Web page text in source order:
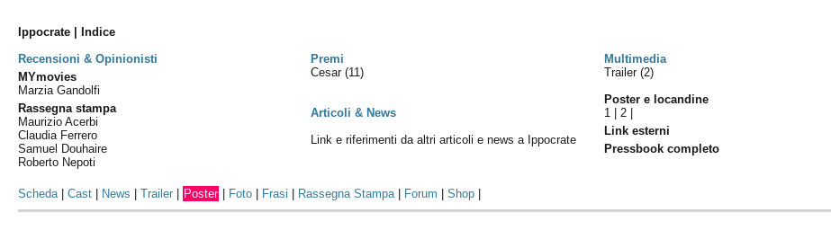
Ippocrate | Indice
Recensioni & Opinionisti
Premi Multimedia
MYmovies
Marzia Gandolfi
Rassegna stampa
Maurizio Acerbi
Claudia Ferrero
Samuel Douhaire
Roberto Nepoti
Cesar(11)
Articoli & News
Link e riferimenti da altri articoli e news a Ippocrate
Trailer (2)
Poster e locandine
1 |2
Link esterni
Pressbook completo
Scheda|Cast News |Trailer Poster Foto Frasi Rassegna Stampa| Forum |Shop